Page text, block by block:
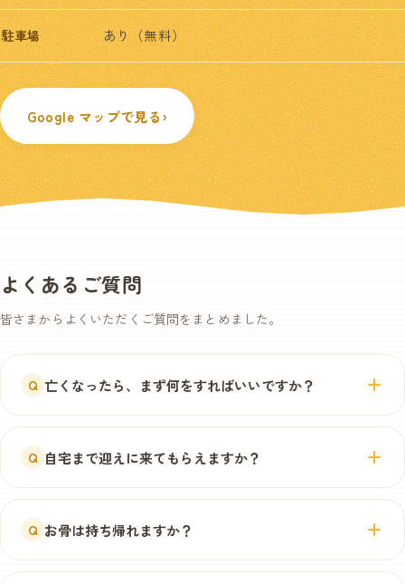
駐車場 あり（無料）
Google マップで見る›
よくあるご質問
皆さまからよくいただくご質問をまとめました。
Q 亡くなったら、まず何をすればいいですか？
まずはお電話ください。お引き取りやお預かりのご案内
をいたします。ご遺体は涼しい場所に安置し、保冷して
Q 自宅まで迎えに来てもらえますか？
はい。車でのお越しが難しい方には、ご自宅まで無料で
お引き取りに伺います。お住まいの地域とご都合をお電
Q お骨は持ち帰れますか？
個別火葬の場合、骨上げの後にご自宅へお持ち帰りいた